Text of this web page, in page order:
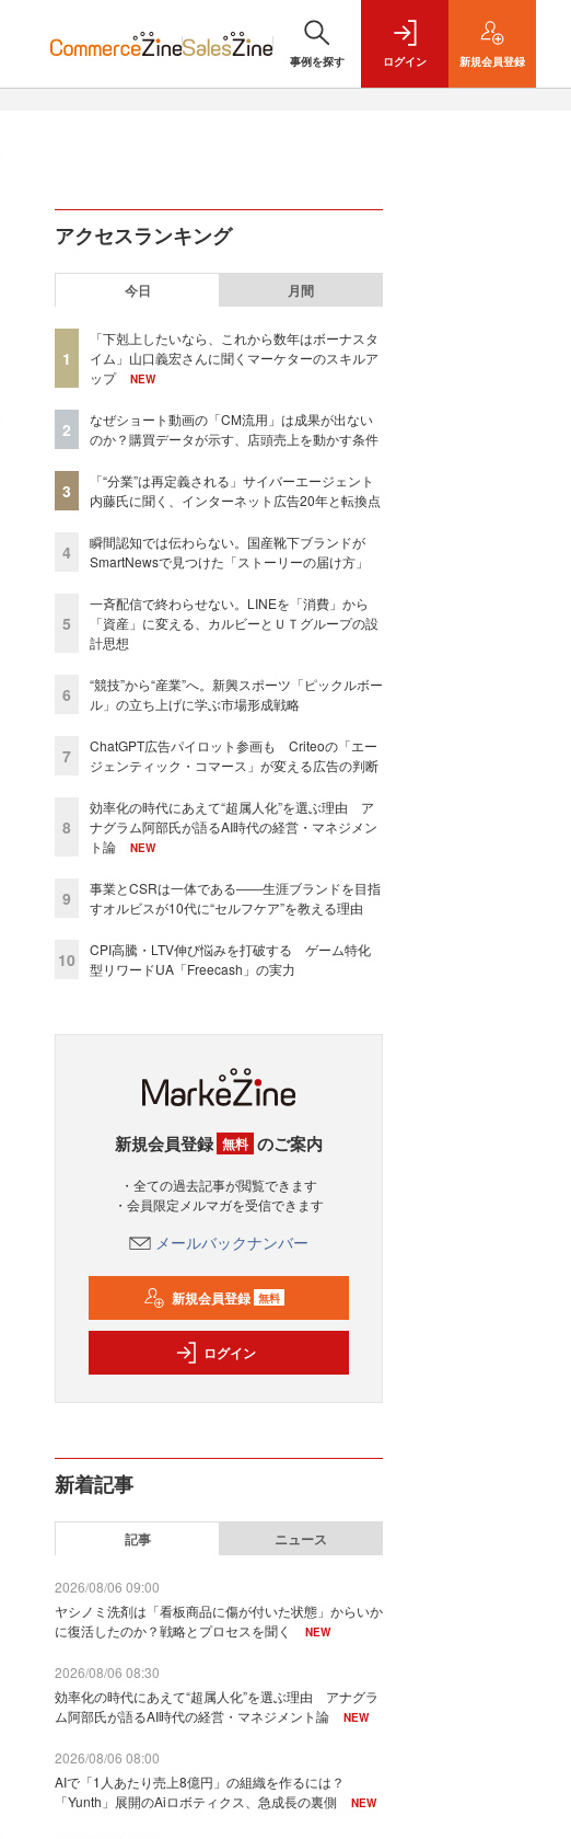
事例を探す ログイン 新規会員登録
アクセスランキング
今日 月間
1
「下剋上したいなら、これから数年はボーナスタ
イム」山口義宏さんに聞くマーケターのスキルア
ップ
NEW
2
なぜショート動画の「CM流用」は成果が出ない
のか？購買データが示す、店頭売上を動かす条件
3
「“分業”は再定義される」サイバーエージェント
内藤氏に聞く、インターネット広告20年と転換点
4
瞬間認知では伝わらない。国産靴下ブランドが
SmartNewsで見つけた「ストーリーの届け方」
5
一斉配信で終わらせない。LINEを「消費」から
「資産」に変える、カルビーとＵＴグループの設
計思想
6
“競技”から“産業”へ。新興スポーツ「ピックルボー
ル」の立ち上げに学ぶ市場形成戦略
7
ChatGPT広告パイロット参画も Criteoの「エー
ジェンティック・コマース」が変える広告の判断
8
効率化の時代にあえて“超属人化”を選ぶ理由 ア
ナグラム阿部氏が語るAI時代の経営・マネジメン
ト論
NEW
9
事業とCSRは一体である――生涯ブランドを目指
すオルビスが10代に“セルフケア”を教える理由
10
CPI高騰・LTV伸び悩みを打破する ゲーム特化
型リワードUA「Freecash」の実力
新規会員登録 無料 のご案内
・全ての過去記事が閲覧できます
・会員限定メルマガを受信できます
メールバックナンバー
新規会員登録 無料
ログイン
新着記事
記事 ニュース
2026/08/06 09:00
ヤシノミ洗剤は「看板商品に傷が付いた状態」からいか
に復活したのか？戦略とプロセスを聞く
NEW
2026/08/06 08:30
効率化の時代にあえて“超属人化”を選ぶ理由 アナグラ
ム阿部氏が語るAI時代の経営・マネジメント論
NEW
2026/08/06 08:00
AIで「1人あたり売上8億円」の組織を作るには？
「Yunth」展開のAiロボティクス、急成長の裏側
NEW